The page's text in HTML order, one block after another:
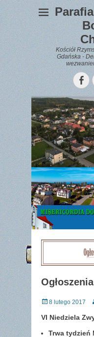
Kościół
Gdańska -
Gazetka
Ogłoszenia
Posted
8 lutego 2017
VI Niedziela
Trwa tydzień